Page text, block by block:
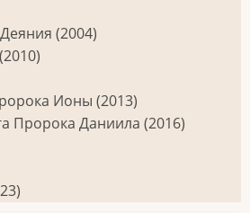
(2004)
Ионы (2013)
Пророка Даниила (2016)